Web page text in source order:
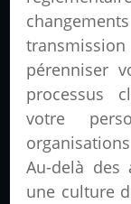
pérenniser
processus
votre
Au-delà des
une culture